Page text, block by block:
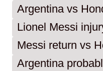
Argentina vs
Lionel Messi
Messi return vs
Argentina